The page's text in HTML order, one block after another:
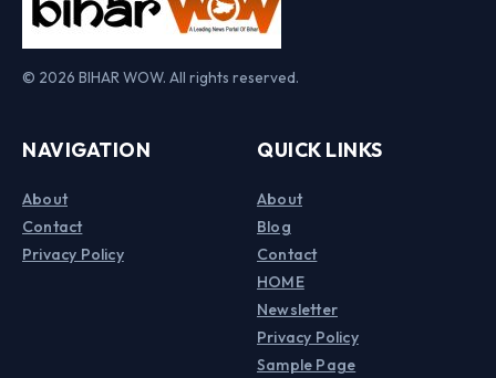
© 2026 BIHAR WOW. All rights reserved.
NAVIGATION
About
Contact
Privacy Policy
QUICK LINKS
About
Blog
Contact
HOME
Newsletter
Privacy Policy
Sample Page